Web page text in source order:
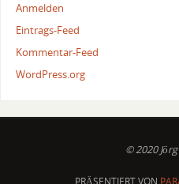
Anmelden
Eintrags-Feed
Kommentar-Feed
WordPress.org
© 2020
PRÄSENTIERT VON